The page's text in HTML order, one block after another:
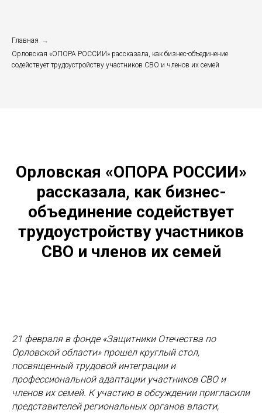
Главная →
Орловская «ОПОРА РОССИИ» рассказала, как бизнес-объединение
содействует трудоустройству участников СВО и членов их семей
Орловская «ОПОРА РОССИИ»
рассказала, как бизнес-
объединение содействует
трудоустройству участников
СВО и членов их семей
21 февраля в фонде «Защитники Отечества по
Орловской области» прошел круглый стол,
посвященный трудовой интеграции и
профессиональной адаптации участников СВО и
членов их семей. К участию в обсуждении пригласили
представителей региональных органов власти,